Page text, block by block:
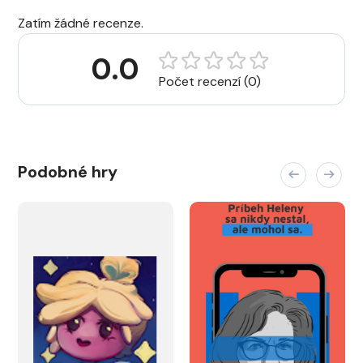
Zatím žádné recenze.
0.0 Počet recenzí (0)
Podobné hry